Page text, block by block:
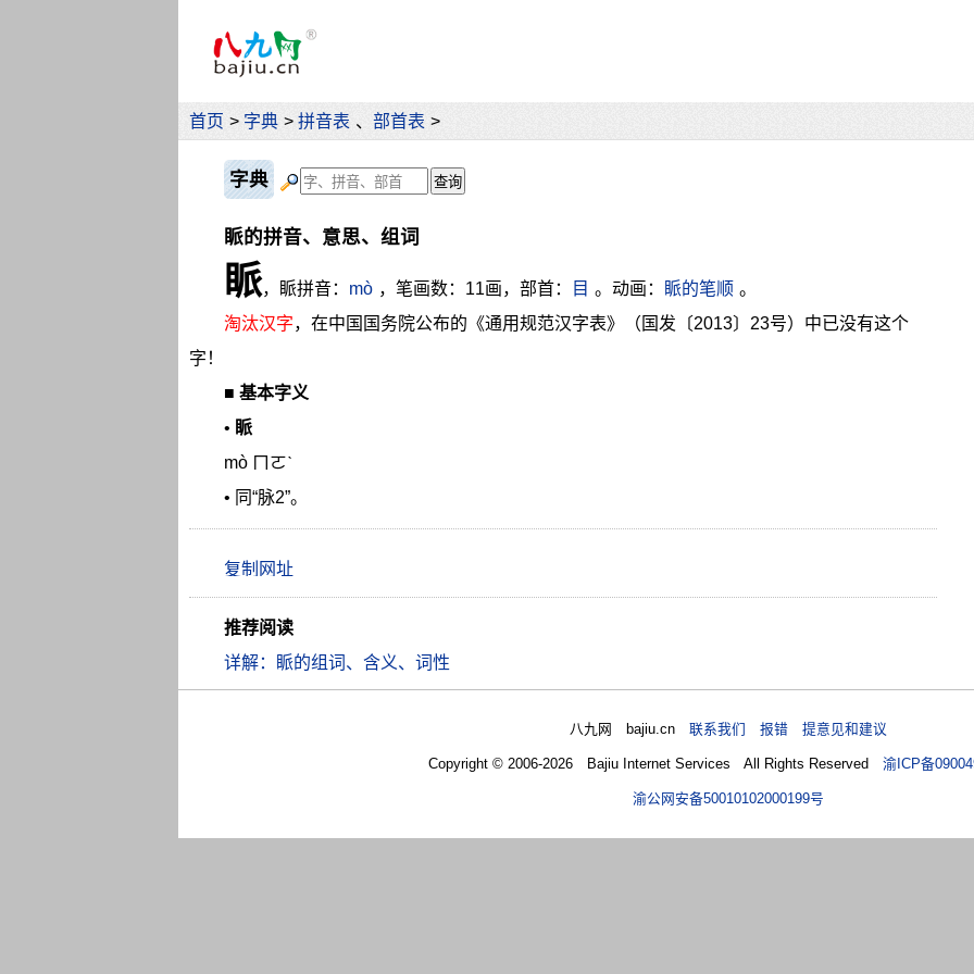
首页 > 字典 > 拼音表 、 部首表 >
字典
眽的拼音、意思、组词
眽，眽拼音： mò ，笔画数：11画，部首： 目 。动画： 眽的笔顺 。
淘汰汉字，在中国国务院公布的《通用规范汉字表》（国发〔2013〕23号）中已没有这个
字！
■ 基本字义
• 眽
mò ㄇㄛˋ
• 同“脉2”。
推荐阅读
详解：眽的组词、含义、词性
八九网 bajiu.cn联系我们 报错 提意见和建议
Copyright © 2006-2026 Bajiu Internet Services All Rights Reserved 渝ICP备
渝公网安备50010102000199号